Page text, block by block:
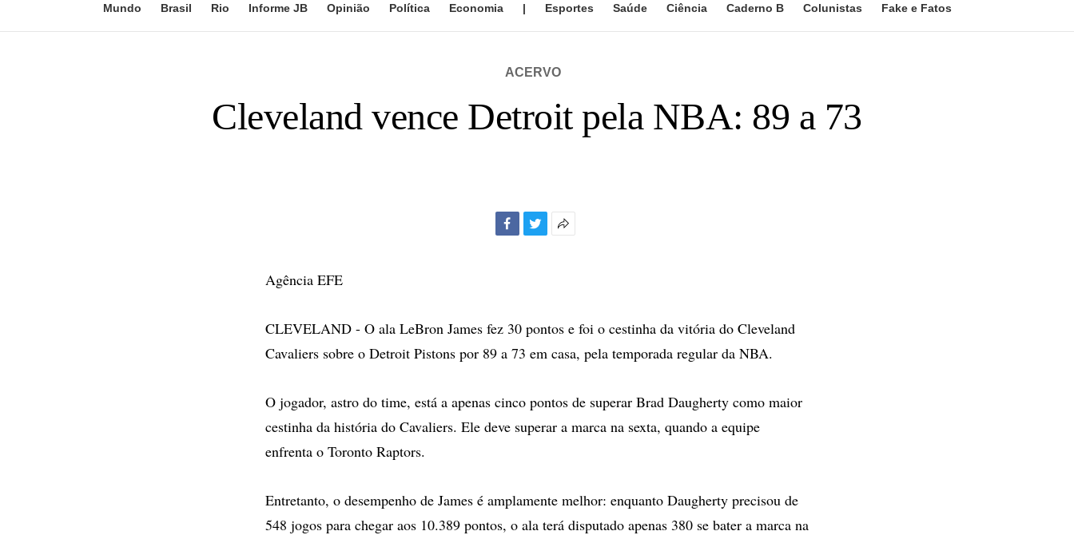
Mundo Brasil Rio Informe JB Opinião Política Economia | Esportes Saúde Ciência Caderno B Colunistas Fake e Fatos
ACERVO
Cleveland vence Detroit pela NBA: 89 a 73
Agência EFE
CLEVELAND - O ala LeBron James fez 30 pontos e foi o cestinha da vitória do Cleveland
Cavaliers sobre o Detroit Pistons por 89 a 73 em casa, pela temporada regular da NBA.
O jogador, astro do time, está a apenas cinco pontos de superar Brad Daugherty como maior
cestinha da história do Cavaliers. Ele deve superar a marca na sexta, quando a equipe
enfrenta o Toronto Raptors.
Entretanto, o desempenho de James é amplamente melhor: enquanto Daugherty precisou de
548 jogos para chegar aos 10.389 pontos, o ala terá disputado apenas 380 se bater a marca na